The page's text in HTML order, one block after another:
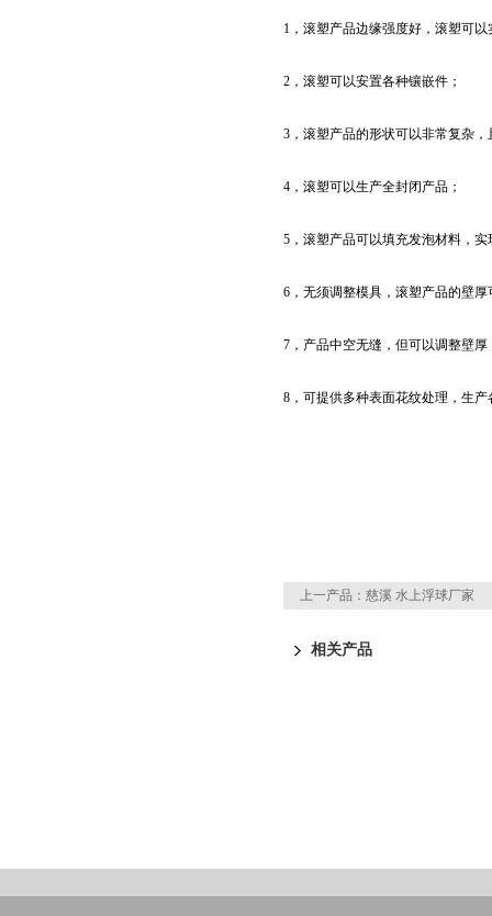
1，滚塑产品边缘强度好，滚塑可
2，滚塑可以安置各种镶嵌件；
3，滚塑产品的形状可以非常复杂
4，滚塑可以生产全封闭产品；
5，滚塑产品可以填充发泡材料，
6，无须调整模具，滚塑产品的壁
7，产品中空无缝，但可以调整壁
8，可提供多种表面花纹处理，生
上一产品： 慈溪 水上浮球厂家
相关产品